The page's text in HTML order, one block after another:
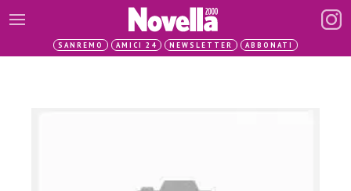
SANREMO AMICI 24 NEWSLETTER ABBONATI